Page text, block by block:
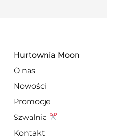
Hurtownia Moon
O nas
Nowości
Promocje
Szwalnia
Kontakt